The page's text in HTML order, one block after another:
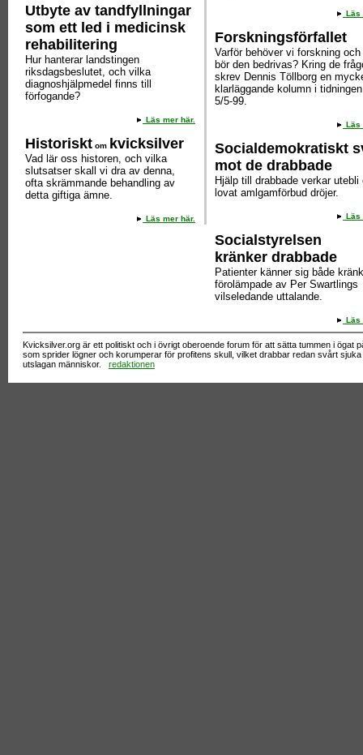
Utbyte av tandfyllningar
som ett led i medicinsk
rehabilitering
Hur hanterar landstingen
riksdagsbeslutet, och vilka
diagnoshjälpmedel finns till
förfogande?
Läs mer här.
Historiskt om kvicksilver
Vad lär oss historen, och vilka
slutsatser skall vi dra av denna,
ofta skrämmande behandling av
detta giftiga ämne.
Läs mer här.
Läs
Forskningsförfallet
Varför behöver vi forskning och
bör den bedrivas? Kring de
skrev Dennis Töllborg en
klarläggande kolumn i
5/5-99.
Läs
Socialdemokratiskt
mot de drabbade
Hjälp till drabbade verkar utebli
lovat amlgamförbud dröjer.
Läs
Socialstyrelsen
kränker drabbade
Patienter känner sig både
förolämpade av Per Swartlings
vilseledande uttalande.
Läs
Kvicksilver.org är ett politiskt och i övrigt oberoende forum för att sätta tummen i ögat
som sprider lögner och korumperar för profitens skull, vilket drabbar redan svårt
utslagan människor. redaktionen